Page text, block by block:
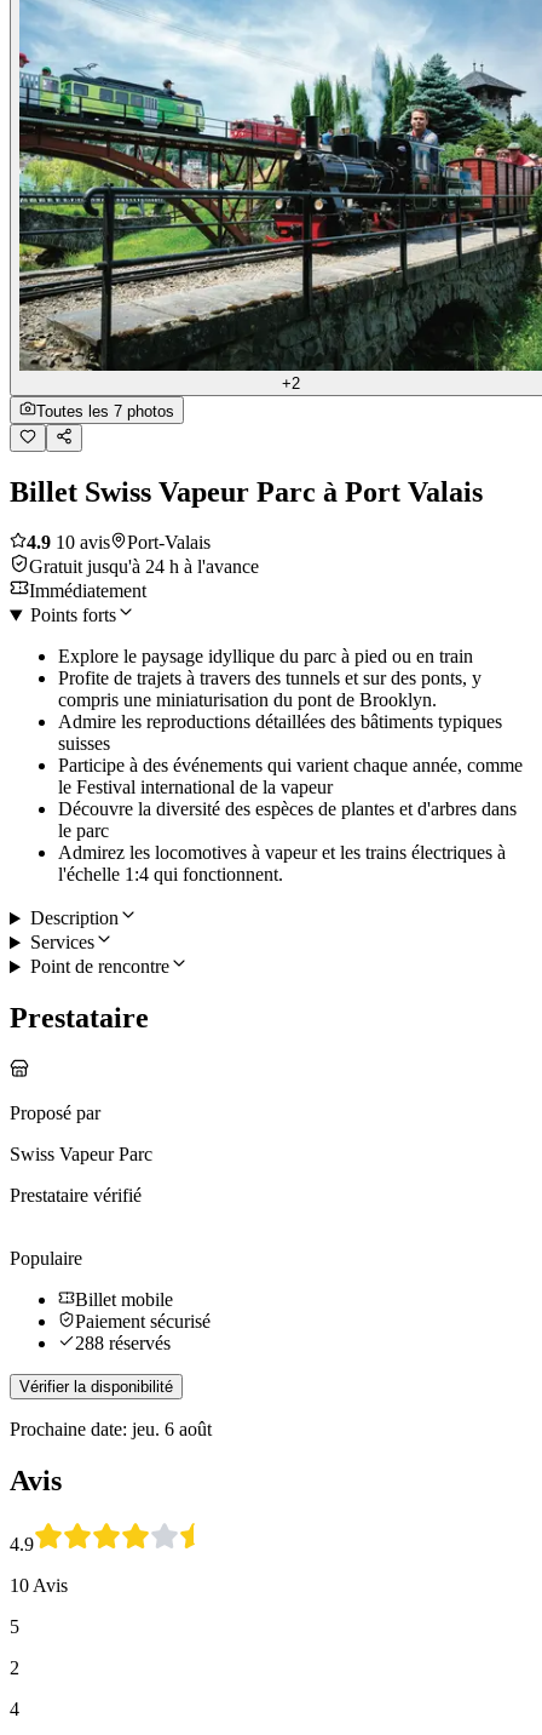
+2
Toutes les 7 photos
Billet Swiss Vapeur Parc à Port Valais
4.9 10 avis
Port-Valais
Gratuit jusqu'à 24 h à l'avance
Immédiatement
Points forts
Explore le paysage idyllique du parc à pied ou en train
Profite de trajets à travers des tunnels et sur des ponts, y
compris une miniaturisation du pont de Brooklyn.
Admire les reproductions détaillées des bâtiments typiques
suisses
Participe à des événements qui varient chaque année, comme
le Festival international de la vapeur
Découvre la diversité des espèces de plantes et d'arbres dans
le parc
Admirez les locomotives à vapeur et les trains électriques à
l'échelle 1:4 qui fonctionnent.
Description
Services
Point de rencontre
Prestataire
Proposé par
Swiss Vapeur Parc
Prestataire vérifié
Populaire
Billet mobile
Paiement sécurisé
288 réservés
Vérifier la disponibilité
Prochaine date: jeu. 6 août
Avis
4.9
10 Avis
5
2
4